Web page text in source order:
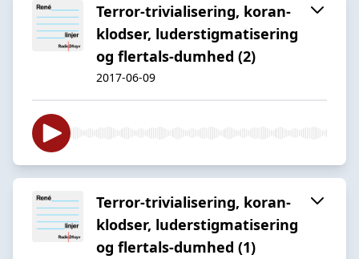
Terror-trivialisering, koran-
klodser, luderstigmatisering
og flertals-dumhed (2)
2017-06-09
Terror-trivialisering, koran-
klodser, luderstigmatisering
og flertals-dumhed (1)